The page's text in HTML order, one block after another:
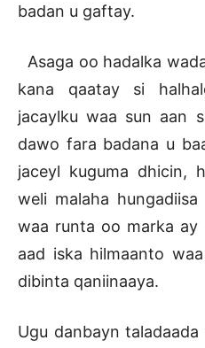
badan u gaftay.
Asaga oo hadalka
kana qaatay si
jacaylku waa sun aan
dawo fara badana u
jaceyl kuguma dhicin,
weli malaha
waa runta oo marka
aad iska hilmaanto
dibinta qaniinaaya.
Ugu danbayn